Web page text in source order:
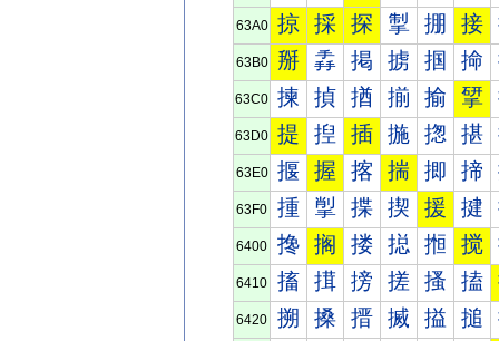
63A0 掠 採 探 掣 掤 接
63B0 掰 掱 掲 掳 掴 掵
63C0 揀 揁 揂 揃 揄 揅
63D0 提 揑 插 揓 揔 揕
63E0 揠 握 揢 揣 揤 揥
63F0 揰 揱 揲 揳 援 揵
6400 搀 搁 搂 搃 搄 搅
6410 搐 搑 搒 搓 搔 搕
6420 搠 搡 搢 搣 搤 搥